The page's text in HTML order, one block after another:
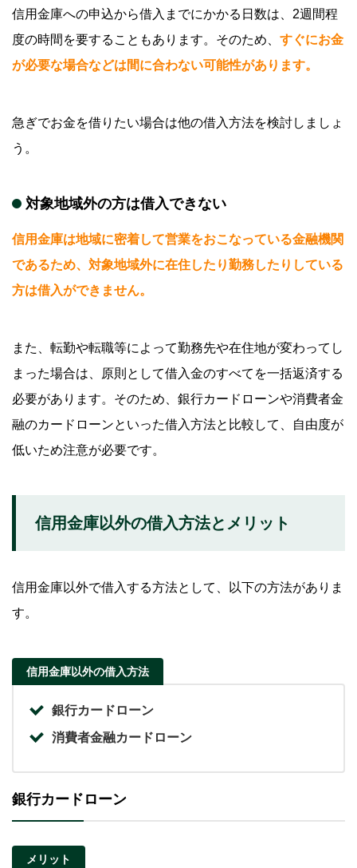
信用金庫への申込から借入までにかかる日数は、2週間程
度の時間を要することもあります。そのため、 すぐにお金
が必要な場合などは間に合わない可能性があります。
急ぎでお金を借りたい場合は他の借入方法を検討しましょ
う。
対象地域外の方は借入できない
信用金庫は地域に密着して営業をおこなっている金融機関
であるため、対象地域外に在住したり勤務したりしている
方は借入ができません。
また、転勤や転職等によって勤務先や在住地が変わってし
まった場合は、原則として借入金のすべてを一括返済する
必要があります。そのため、銀行カードローンや消費者金
融のカードローンといった借入方法と比較して、自由度が
低いため注意が必要です。
信用金庫以外の借入方法とメリット
信用金庫以外で借入する方法として、以下の方法がありま
す。
信用金庫以外の借入方法
銀行カードローン
消費者金融カードローン
銀行カードローン
メリット